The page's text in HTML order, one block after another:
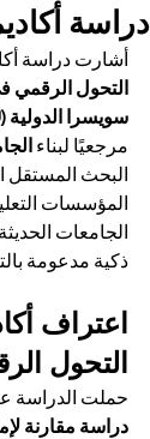
دراسة
أشارت دراسة
التحول الرقمي
سويسرا الدولية (SIU)
مرجعيًا لبناء
البحث المستقل
المؤسسات
الجامعات
ذكية مدعومة
اعتراف
التحول
حملت الدراسة
دراسة مقارنة